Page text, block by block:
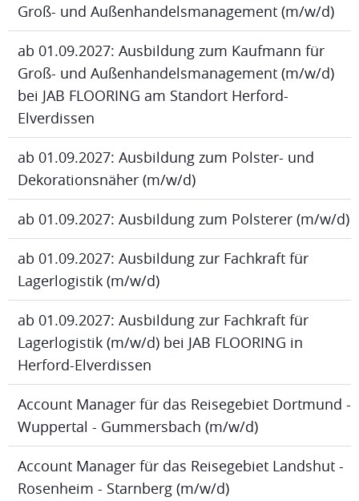
Groß- und Außenhandelsmanagement (m/w/d)
ab 01.09.2027: Ausbildung zum Kaufmann für
Groß- und Außenhandelsmanagement (m/w/d)
bei JAB FLOORING am Standort Herford-
Elverdissen
ab 01.09.2027: Ausbildung zum Polster- und
Dekorationsnäher (m/w/d)
ab 01.09.2027: Ausbildung zum Polsterer (m/w/d)
ab 01.09.2027: Ausbildung zur Fachkraft für
Lagerlogistik (m/w/d)
ab 01.09.2027: Ausbildung zur Fachkraft für
Lagerlogistik (m/w/d) bei JAB FLOORING in
Herford-Elverdissen
Account Manager für das Reisegebiet Dortmund -
Wuppertal - Gummersbach (m/w/d)
Account Manager für das Reisegebiet Landshut -
Rosenheim - Starnberg (m/w/d)